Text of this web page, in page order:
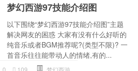
梦幻西游97技能介绍图
以下围绕“梦幻西游97技能介绍图”主题
解决网友的困惑 大家有没有什么好听的
纯音乐或者BGM推荐呢?(类型不限)? 一
首音乐往往能带动人的情绪,有的...
0 109 梦幻西游